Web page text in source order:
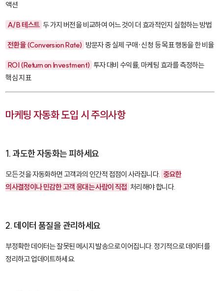
액션
A/B 테스트 두 가지 버전을 비교하여 어느 것이 더 효과적인지 실험하는 방법
전환율 (Conversion Rate) 방문자 중 실제 구매·신청 등 목표 행동을 한 비율
ROI (Return on Investment) 투자 대비 수익률, 마케팅 효과를 측정하는
핵심 지표
마케팅 자동화 도입 시 주의사항
1. 과도한 자동화는 피하세요
모든 것을 자동화하면 고객과의 인간적 접점이 사라집니다. 중요한
의사결정이나 민감한 고객 응대는 사람이 직접 처리해야 합니다.
2. 데이터 품질을 관리하세요
부정확한 데이터는 잘못된 메시지 발송으로 이어집니다. 정기적으로 데이터를
정리하고 업데이트하세요.